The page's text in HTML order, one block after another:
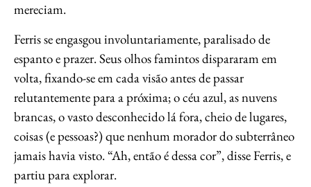
mereciam.
Ferris se engasgou involuntariamente, paralisado de
espanto e prazer. Seus olhos famintos dispararam em
volta, fixando-se em cada visão antes de passar
relutantemente para a próxima; o céu azul, as nuvens
brancas, o vasto desconhecido lá fora, cheio de lugares,
coisas (e pessoas?) que nenhum morador do subterrâneo
jamais havia visto. “Ah, então é dessa cor”, disse Ferris, e
partiu para explorar.